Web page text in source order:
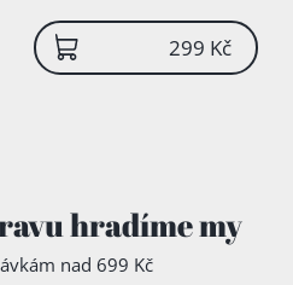
299 Kč
hradíme my
nad 699 Kč